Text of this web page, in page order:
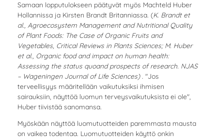
Samaan lopputulokseen päätyvät myös Machteld Huber
Hollannissa ja Kirsten Brandt Britanniassa. (K. Brandt et
al., Agroecosystem Management and Nutritional Quality
of Plant Foods: The Case of Organic Fruits and
Vegetables, Critical Reviews in Plants Sciences; M. Huber
et al., Organic food and impact on human health:
Assessing the status quoand prospects of research. NJAS
– Wageningen Journal of Life Sciences) . "Jos
terveellisyys määritellään vaikutuksiksi ihmisen
sairauksiin, näyttöä luomun terveysvaikutuksista ei ole",
Huber tiivistää sanomansa.
Myöskään näyttöä luomutuotteiden paremmasta mausta
on vaikea todentaa. Luomutuotteiden käyttö onkin